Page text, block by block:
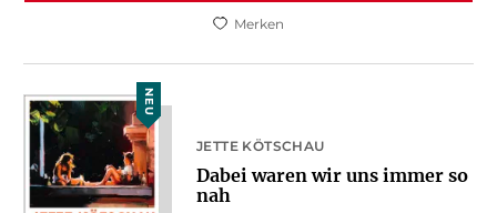
Merken
NEU
JETTE KÖTSCHAU
Dabei waren wir uns immer so
nah